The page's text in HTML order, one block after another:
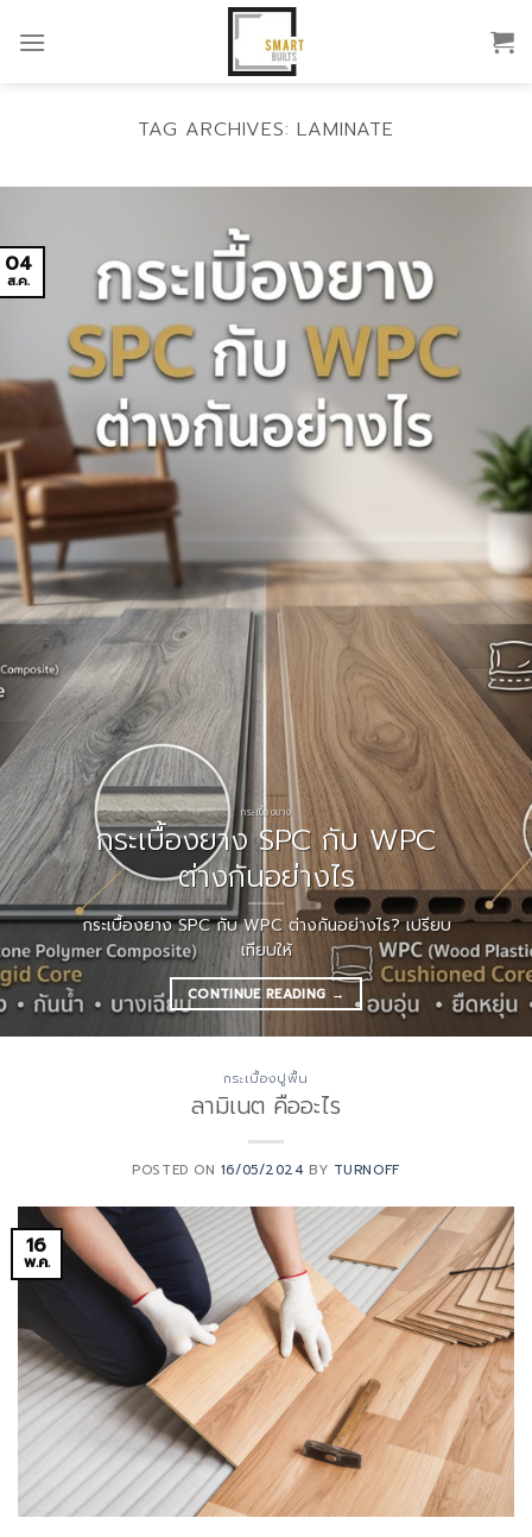
TAG ARCHIVES:LAMINATE
กระเบื้องยาง
กระเบื้องยาง SPC กับ WPC
ต่างกันอย่างไร
กระเบื้องยาง SPC กับ WPC ต่างกันอย่างไร? เปรียบ
เทียบให้
CONTINUE READING →
04
ส.ค.
กระเบื้องปูพื้น
ลามิเนต คืออะไร
POSTED ON 16/05/2024BY TURNOFF
16
พ.ค.